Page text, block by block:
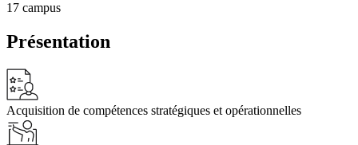
17 campus
Présentation
Acquisition de compétences stratégiques et opérationnelles